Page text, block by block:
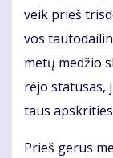
veik prieš
vos
me­tų me­džio
rė­jo sta­tu­sas,
taus
Prieš ge­rus